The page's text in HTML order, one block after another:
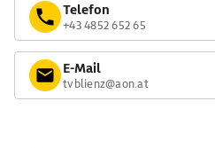
Telefon
+43 4852 652 65
E-Mail
tvblienz@aon.at